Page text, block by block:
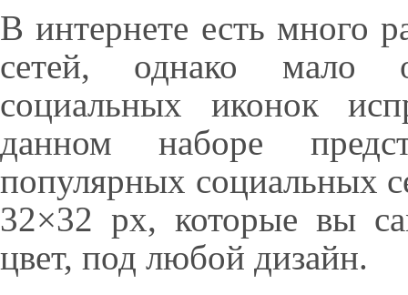
В интернете есть много
сетей, однако мало
социальных иконок
данном наборе
популярных социальных
32×32 px, которые вы
цвет, под любой дизайн.